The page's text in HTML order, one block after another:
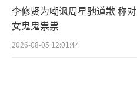
李修贤为嘲讽周星驰道歉 称
女鬼鬼祟祟
2026-08-05 12:01:44